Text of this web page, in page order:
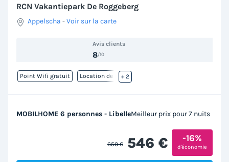
RCN Vakantiepark De Roggeberg
Appelscha -Voir sur la carte
Avis clients
8/10
Point Wifi gratuit Location de vélos
+ 2
MOBILHOME 6 personnes - LibelleMeilleur prix pour 7 nuits
650 € 546 € -16%
d'économie